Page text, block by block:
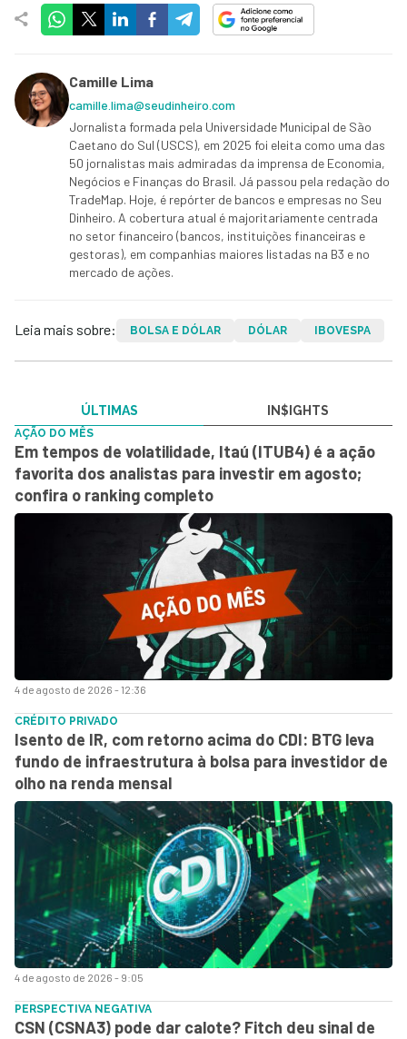
Camille Lima
camille.lima@seudinheiro.com
Jornalista formada pela Universidade Municipal de São
Caetano do Sul (USCS), em 2025 foi eleita como uma das
50 jornalistas mais admiradas da imprensa de Economia,
Negócios e Finanças do Brasil. Já passou pela redação do
TradeMap. Hoje, é repórter de bancos e empresas no Seu
Dinheiro. A cobertura atual é majoritariamente centrada
no setor financeiro (bancos, instituições financeiras e
gestoras), em companhias maiores listadas na B3 e no
mercado de ações.
Leia mais sobre: BOLSA E DÓLAR DÓLAR IBOVESPA
ÚLTIMAS IN$IGHTS
4 de agosto de 2026 - 12:36
AÇÃO DO MÊS
Em tempos de volatilidade, Itaú (ITUB4) é a ação
favorita dos analistas para investir em agosto;
confira o ranking completo
4 de agosto de 2026 - 9:05
CRÉDITO PRIVADO
Isento de IR, com retorno acima do CDI: BTG leva
fundo de infraestrutura à bolsa para investidor de
olho na renda mensal
PERSPECTIVA NEGATIVA
CSN (CSNA3) pode dar calote? Fitch deu sinal de